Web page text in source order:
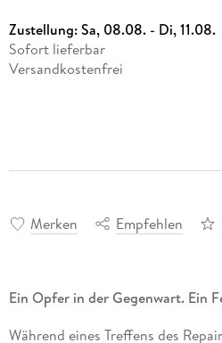
Zustellung:Sa, 08.08. - Di, 11.08.
Sofort lieferbar
Versandkostenfrei
Merken Empfehlen
Ein Opfer in der Gegenwart. Ein
Während eines Treffens des